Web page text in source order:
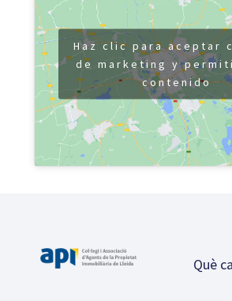
Haz clic para aceptar
de marketing y
contenido
Què